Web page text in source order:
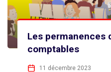
Les permanences
comptables
11 décembre 2023